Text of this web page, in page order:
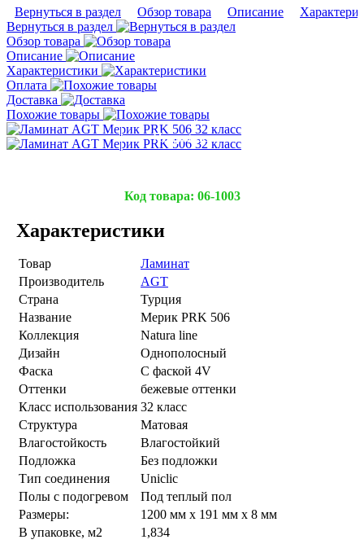
Вернуться в раздел Обзор товара Описание
Вернуться в раздел
Обзор товара
Описание
Характеристики
Оплата
Доставка
Похожие товары
Подробнее
Подробнее
Код товара: 06-1003
Характеристики
Товар
Ламинат
Производитель
AGT
Страна
Турция
Название
Мерик PRK 506
Коллекция
Natura line
Дизайн
Однополосный
Фаска
С фаской 4V
Оттенки
бежевые оттенки
Класс использования 32 класс
Структура
Матовая
Влагостойкость
Влагостойкий
Подложка
Без подложки
Тип соединения
Uniclic
Полы с подогревом
Под теплый пол
Размеры:
1200 мм x 191 мм x 8 мм
В упаковке, м2
1,834